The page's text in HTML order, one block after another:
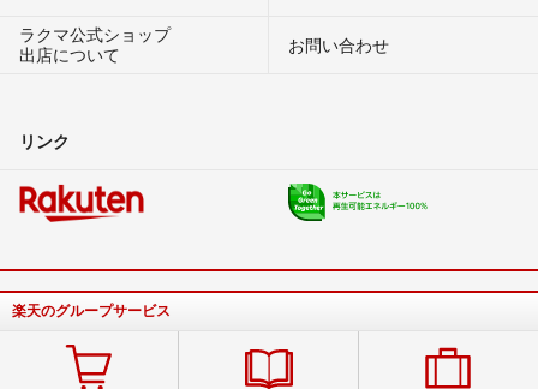
ラクマ公式ショップ
出店について
お問い合わせ
リンク
楽天のグループサービス